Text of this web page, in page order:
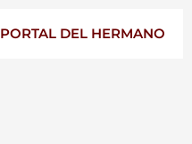
PORTAL DEL HERMANO